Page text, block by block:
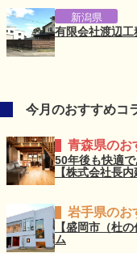
新潟県
有限会社渡辺工
今月のおすすめコ
青森県のお
50年後も快適
【株式会社長内
岩手県のお
【盛岡市（杜
ム